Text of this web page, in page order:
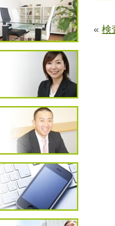
«検